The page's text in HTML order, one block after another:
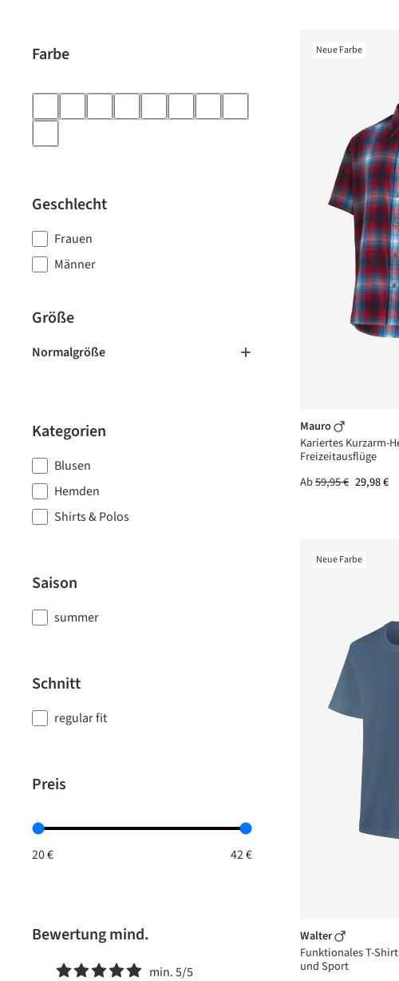
Farbe
Geschlecht
Frauen
Männer
Größe
Normalgröße
Kategorien
Blusen
Hemden
Shirts & Polos
Saison
summer
Schnitt
regular fit
Preis
Bewertung mind.
min. 5/5
Neue Farbe
Mauro
Kariertes Kurzarm-
Freizeitausflüge
Ab59,95 € 29,98 €
Neue Farbe
Walter
Funktionales T-
und Sport